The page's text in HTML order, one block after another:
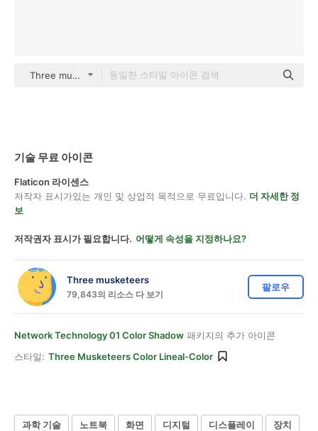
Three musketeers color lineal-color
기술 무료 아이콘
Flaticon 라이센스
저작자 표시가있는 개인 및 상업적 목적으로 무료입니다. 더 자세한 정
보
저작권자 표시가 필요합니다. 어떻게 속성을 지정하나요?
Three musketeers
79,843의 리소스 다 보기
팔로우
Network Technology 01 Color Shadow 패키지의 추가 아이콘
스타일: Three Musketeers Color Lineal-Color
과학 기술 노트북 화면 디지털 디스플레이
장치